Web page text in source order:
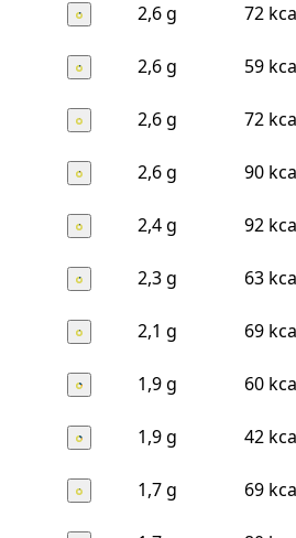
2,6 g 72
2,6 g 59
2,6 g 72
2,6 g 90
2,4 g 92
2,3 g 63
2,1 g 69
1,9 g 60
1,9 g 42
1,7 g 69